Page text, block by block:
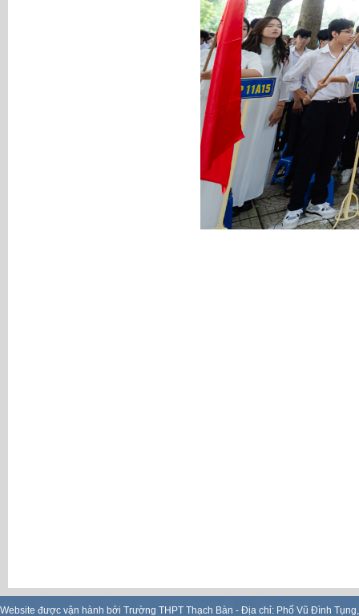
Website được vận hành bởi Trường THPT Thạch Bàn - Địa chỉ: Phố Vũ Đình